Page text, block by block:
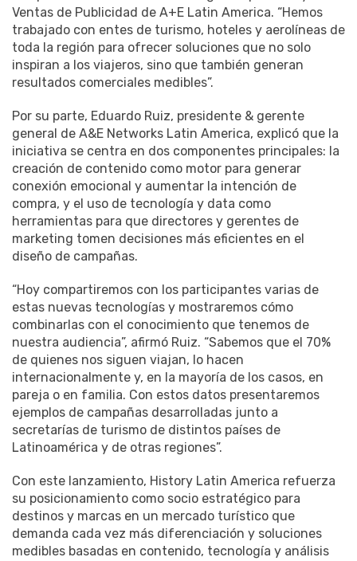
Ventas de Publicidad de A+E Latin America. “Hemos
trabajado con entes de turismo, hoteles y aerolíneas de
toda la región para ofrecer soluciones que no solo
inspiran a los viajeros, sino que también generan
resultados comerciales medibles”.
Por su parte, Eduardo Ruiz, presidente & gerente
general de A&E Networks Latin America, explicó que la
iniciativa se centra en dos componentes principales: la
creación de contenido como motor para generar
conexión emocional y aumentar la intención de
compra, y el uso de tecnología y data como
herramientas para que directores y gerentes de
marketing tomen decisiones más eficientes en el
diseño de campañas.
“Hoy compartiremos con los participantes varias de
estas nuevas tecnologías y mostraremos cómo
combinarlas con el conocimiento que tenemos de
nuestra audiencia”, afirmó Ruiz. “Sabemos que el 70%
de quienes nos siguen viajan, lo hacen
internacionalmente y, en la mayoría de los casos, en
pareja o en familia. Con estos datos presentaremos
ejemplos de campañas desarrolladas junto a
secretarías de turismo de distintos países de
Latinoamérica y de otras regiones”.
Con este lanzamiento, History Latin America refuerza
su posicionamiento como socio estratégico para
destinos y marcas en un mercado turístico que
demanda cada vez más diferenciación y soluciones
medibles basadas en contenido, tecnología y análisis